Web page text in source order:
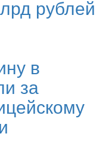
рублей
в
за